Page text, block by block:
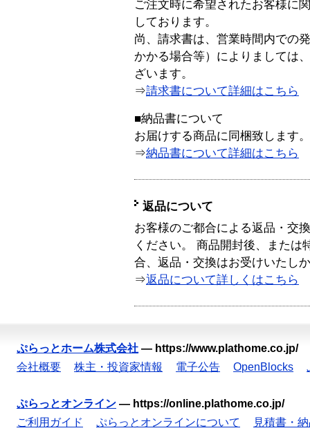
ご注文時に希望されたお客様に
しております。
尚、請求書は、営業時間内での
かかる場合等）によりましては
ざいます。
⇒請求書について詳細はこちら
■納品書について
お届けする商品に同梱致します。
⇒納品書について詳細はこちら
返品について
お客様のご都合による返品・交
ください。 商品開封後、または
合、返品・交換はお受けいたし
⇒返品について詳しくはこちら
ぷらっとホーム株式会社 — https://www.plathome.co.jp/
会社概要
株主・投資家情報 電子公告 OpenBlocks
ぷらっとオンライン — https://online.plathome.co.jp/
ご利用ガイド
ぷらっとオンラインについて
見積書・